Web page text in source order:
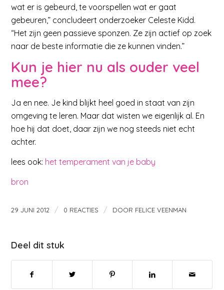
wat er is gebeurd, te voorspellen wat er gaat
gebeuren,” concludeert onderzoeker Celeste Kidd.
“Het zijn geen passieve sponzen. Ze zijn actief op zoek
naar de beste informatie die ze kunnen vinden.”
Kun je hier nu als ouder veel
mee?
Ja en nee. Je kind blijkt heel goed in staat van zijn
omgeving te leren. Maar dat wisten we eigenlijk al. En
hoe hij dat doet, daar zijn we nog steeds niet echt
achter.
lees ook: het temperament van je baby
bron
29 JUNI 2012 / 0 REACTIES / DOOR FELICE VEENMAN
Deel dit stuk